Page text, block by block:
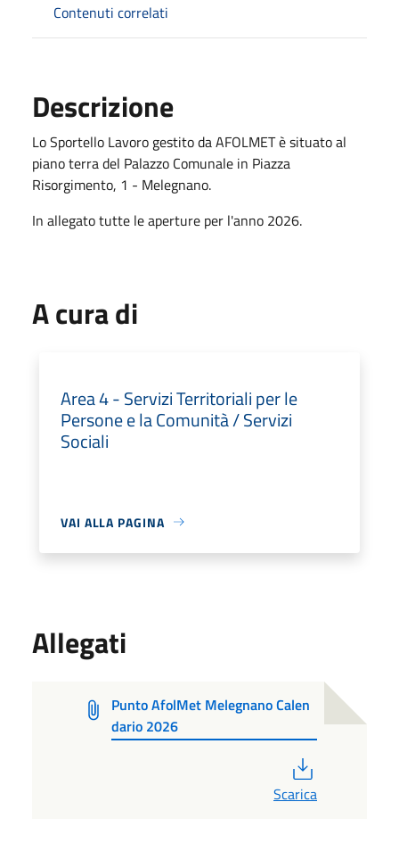
Contenuti correlati
Descrizione
Lo Sportello Lavoro gestito da AFOLMET è situato al
piano terra del Palazzo Comunale in Piazza
Risorgimento, 1 - Melegnano.
In allegato tutte le aperture per l'anno 2026.
A cura di
Area 4 - Servizi Territoriali per le
Persone e la Comunità / Servizi
Sociali
VAI ALLA PAGINA
Allegati
Punto AfolMet Melegnano Calen
dario 2026
Scarica